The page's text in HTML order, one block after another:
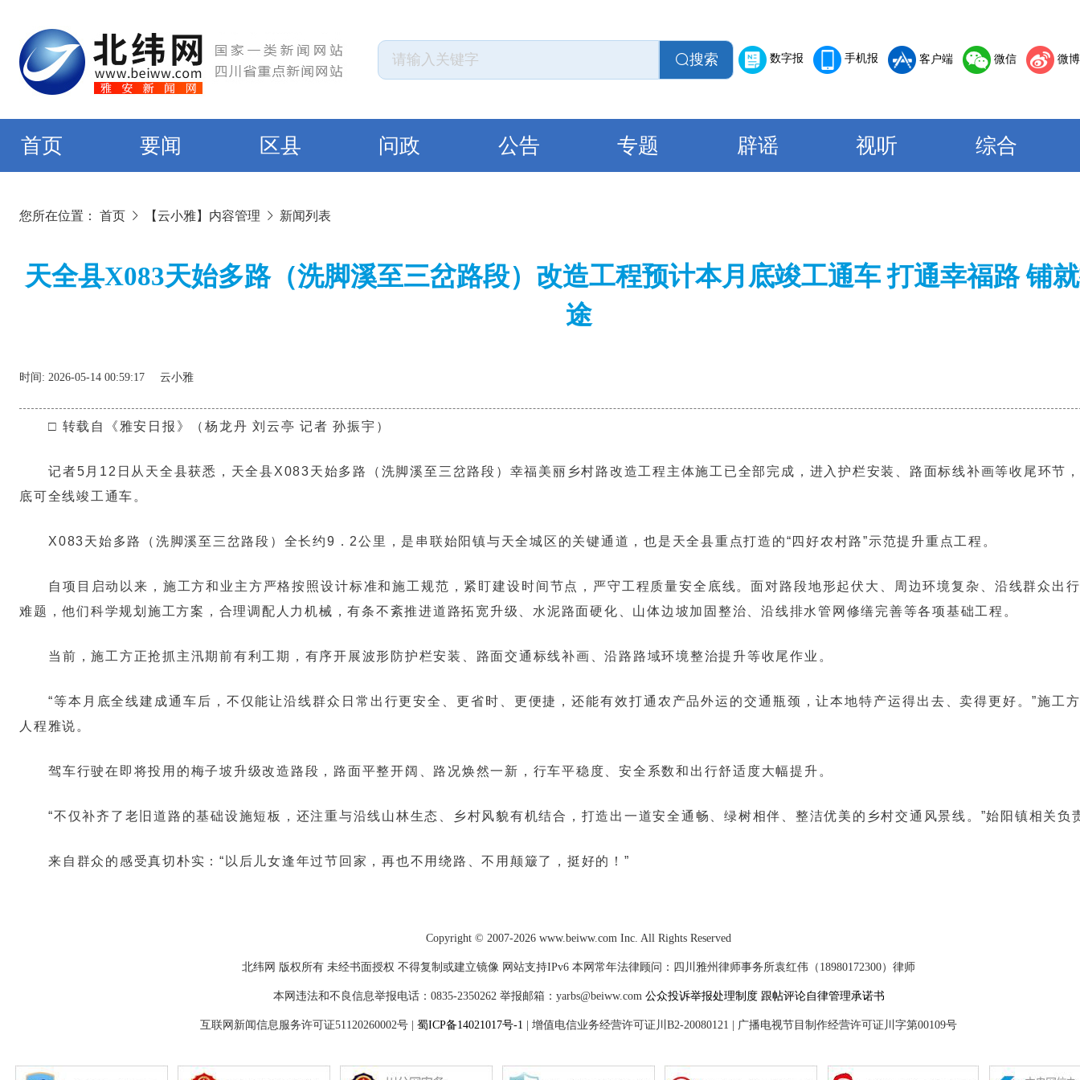
搜索 数字报 手机报 客户端 微信 微博
首页 要闻 区县 问政 公告 专题 辟谣 视听 综合
您所在位置： 首页 【云小雅】内容管理 新闻列表
天全县X083天始多路（洗脚溪至三岔路段）改造工程预计本月底竣工通车 打通幸福路 铺
途
时间: 2026-05-14 00:59:17 云小雅
□ 转载自《雅安日报》（杨龙丹 刘云亭 记者 孙振宇）
记者5月12日从天全县获悉，天全县X083天始多路（洗脚溪至三岔路段）幸福美丽乡村路改造工程主体施工已全部完成，进入护栏安装、路面标线补画等收尾环节
底可全线竣工通车。
X083天始多路（洗脚溪至三岔路段）全长约9．2公里，是串联始阳镇与天全城区的关键通道，也是天全县重点打造的“四好农村路”示范提升重点工程。
自项目启动以来，施工方和业主方严格按照设计标准和施工规范，紧盯建设时间节点，严守工程质量安全底线。面对路段地形起伏大、周边环境复杂、沿线群众出
难题，他们科学规划施工方案，合理调配人力机械，有条不紊推进道路拓宽升级、水泥路面硬化、山体边坡加固整治、沿线排水管网修缮完善等各项基础工程。
当前，施工方正抢抓主汛期前有利工期，有序开展波形防护栏安装、路面交通标线补画、沿路路域环境整治提升等收尾作业。
“等本月底全线建成通车后，不仅能让沿线群众日常出行更安全、更省时、更便捷，还能有效打通农产品外运的交通瓶颈，让本地特产运得出去、卖得更好。”施工
人程雅说。
驾车行驶在即将投用的梅子坡升级改造路段，路面平整开阔、路况焕然一新，行车平稳度、安全系数和出行舒适度大幅提升。
“不仅补齐了老旧道路的基础设施短板，还注重与沿线山林生态、乡村风貌有机结合，打造出一道安全通畅、绿树相伴、整洁优美的乡村交通风景线。”始阳镇相关负
来自群众的感受真切朴实：“以后儿女逢年过节回家，再也不用绕路、不用颠簸了，挺好的！”
Copyright © 2007-2026 www.beiww.com Inc. All Rights Reserved
北纬网 版权所有 未经书面授权 不得复制或建立镜像 网站支持IPv6 本网常年法律顾问：四川雅州律师事务所袁红伟（18980172300）律师
本网违法和不良信息举报电话：0835-2350262 举报邮箱：yarbs@beiww.com 公众投诉举报处理制度 跟帖评论自律管理承诺书
互联网新闻信息服务许可证51120260002号 蜀ICP备14021017号-1 增值电信业务经营许可证川B2-20080121 广播电视节目制作经营许可证川字第00109号